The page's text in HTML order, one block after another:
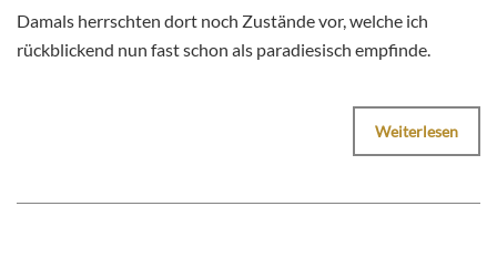
Damals herrschten dort noch Zustände vor, welche ich
rückblickend nun fast schon als paradiesisch empfinde.
Weiterlesen